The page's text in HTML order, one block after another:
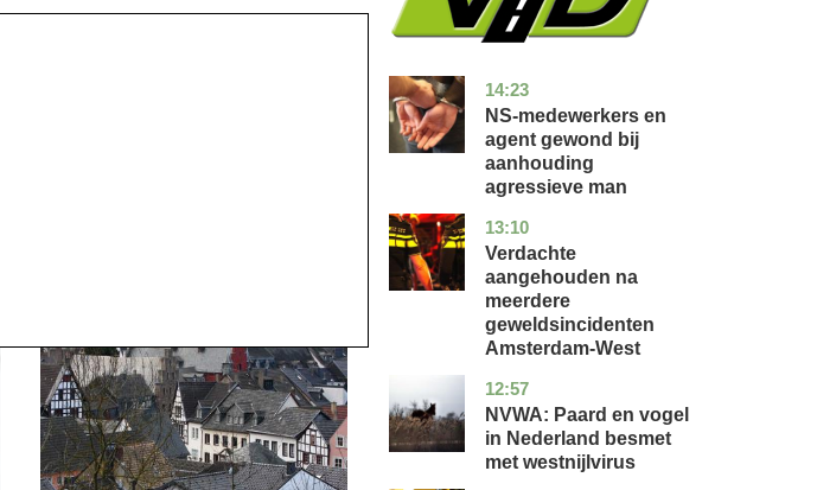
2025
14:23
flevoland
nieuws
NS-medewerkers en
agent gewond bij
aanhouding
agressieve man
13:10
noord-
holland
nieuws
Verdachte
aangehouden na
meerdere
geweldsincidenten
Amsterdam-West
12:57
utrecht
nieuws
NVWA: Paard en vogel
in Nederland besmet
met westnijlvirus